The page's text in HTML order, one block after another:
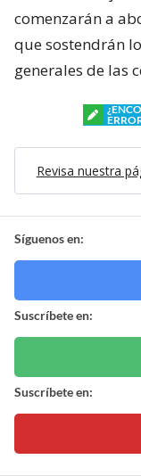
comenzarán a
que sostendrán
generales de las
Revisa nuestra
Síguenos en:
Suscríbete en:
Suscríbete en: